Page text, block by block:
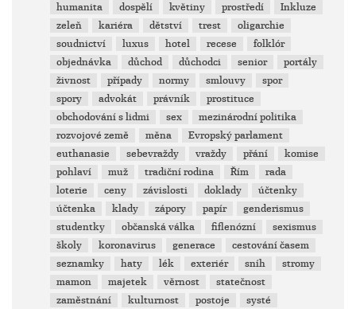
humanita
dospělí květiny prostředí
Inkluze
zeleň
kariéra dětství trest
oligarchie
soudnictví
luxus hotel recese
folklór
objednávka
důchod důchodci senior
portály
živnost
případy normy smlouvy
spor
spory
advokát právník
prostituce
obchodování s lidmi
sex
mezinárodní politika
rozvojové země
měna
Evropský parlament
euthanasie
sebevraždy vraždy přání
komise
pohlaví
muž tradiční rodina Řím
rada
loterie
ceny závislosti doklady
účtenky
účtenka
klady zápory papír
genderismus
studentky
občanská válka fiflenózní
sexismus
školy
koronavirus generace
cestování časem
seznamky
haty lék exteriér sníh
stromy
mamon
majetek věrnost
statečnost
zaměstnání
kulturnost postoje systé